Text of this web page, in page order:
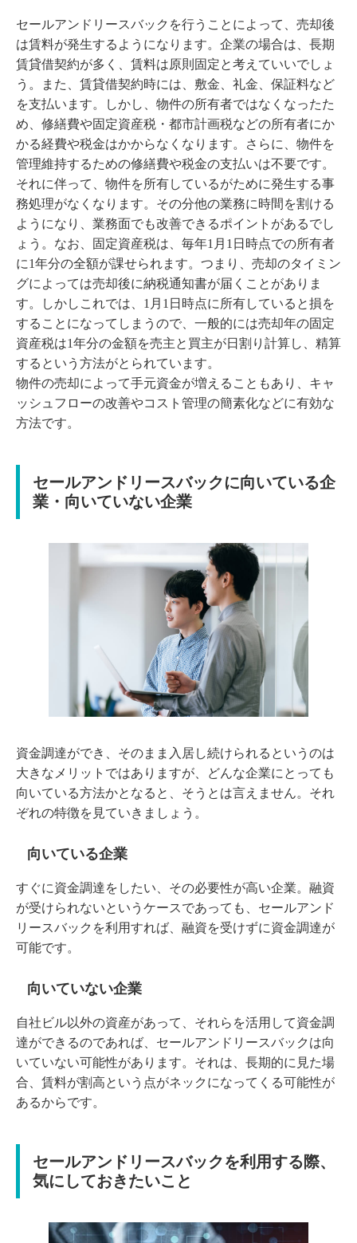
セールアンドリースバックを行うことによって、売却後
は賃料が発生するようになります。企業の場合は、長期
賃貸借契約が多く、賃料は原則固定と考えていいでしょ
う。また、賃貸借契約時には、敷金、礼金、保証料など
を支払います。しかし、物件の所有者ではなくなったた
め、修繕費や固定資産税・都市計画税などの所有者にか
かる経費や税金はかからなくなります。さらに、物件を
管理維持するための修繕費や税金の支払いは不要です。
それに伴って、物件を所有しているがために発生する事
務処理がなくなります。その分他の業務に時間を割ける
ようになり、業務面でも改善できるポイントがあるでし
ょう。なお、固定資産税は、毎年1月1日時点での所有者
に1年分の全額が課せられます。つまり、売却のタイミン
グによっては売却後に納税通知書が届くことがありま
す。しかしこれでは、1月1日時点に所有していると損を
することになってしまうので、一般的には売却年の固定
資産税は1年分の金額を売主と買主が日割り計算し、精算
するという方法がとられています。
物件の売却によって手元資金が増えることもあり、キャ
ッシュフローの改善やコスト管理の簡素化などに有効な
方法です。
セールアンドリースバックに向いている企
業・向いていない企業
資金調達ができ、そのまま入居し続けられるというのは
大きなメリットではありますが、どんな企業にとっても
向いている方法かとなると、そうとは言えません。それ
ぞれの特徴を見ていきましょう。
向いている企業
すぐに資金調達をしたい、その必要性が高い企業。融資
が受けられないというケースであっても、セールアンド
リースバックを利用すれば、融資を受けずに資金調達が
可能です。
向いていない企業
自社ビル以外の資産があって、それらを活用して資金調
達ができるのであれば、セールアンドリースバックは向
いていない可能性があります。それは、長期的に見た場
合、賃料が割高という点がネックになってくる可能性が
あるからです。
セールアンドリースバックを利用する際、
気にしておきたいこと